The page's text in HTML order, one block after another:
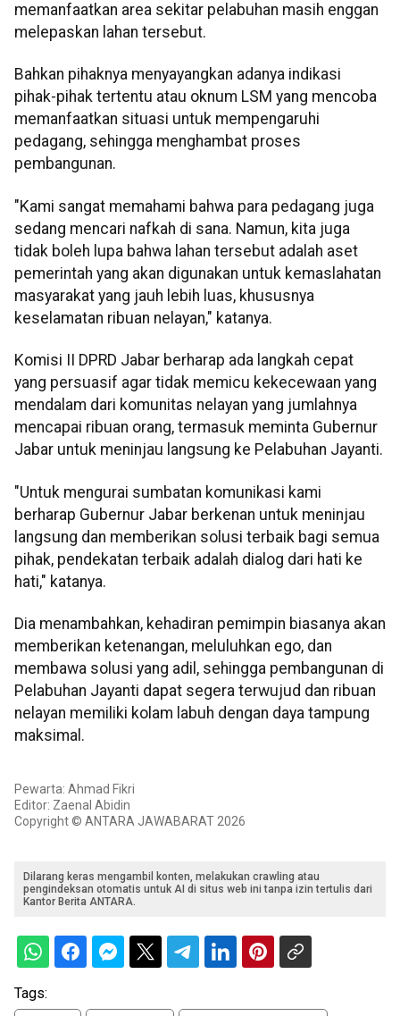
memanfaatkan area sekitar pelabuhan masih enggan
melepaskan lahan tersebut.
Bahkan pihaknya menyayangkan adanya indikasi
pihak-pihak tertentu atau oknum LSM yang mencoba
memanfaatkan situasi untuk mempengaruhi
pedagang, sehingga menghambat proses
pembangunan.
"Kami sangat memahami bahwa para pedagang juga
sedang mencari nafkah di sana. Namun, kita juga
tidak boleh lupa bahwa lahan tersebut adalah aset
pemerintah yang akan digunakan untuk kemaslahatan
masyarakat yang jauh lebih luas, khususnya
keselamatan ribuan nelayan," katanya.
Komisi II DPRD Jabar berharap ada langkah cepat
yang persuasif agar tidak memicu kekecewaan yang
mendalam dari komunitas nelayan yang jumlahnya
mencapai ribuan orang, termasuk meminta Gubernur
Jabar untuk meninjau langsung ke Pelabuhan Jayanti.
"Untuk mengurai sumbatan komunikasi kami
berharap Gubernur Jabar berkenan untuk meninjau
langsung dan memberikan solusi terbaik bagi semua
pihak, pendekatan terbaik adalah dialog dari hati ke
hati," katanya.
Dia menambahkan, kehadiran pemimpin biasanya akan
memberikan ketenangan, meluluhkan ego, dan
membawa solusi yang adil, sehingga pembangunan di
Pelabuhan Jayanti dapat segera terwujud dan ribuan
nelayan memiliki kolam labuh dengan daya tampung
maksimal.
Pewarta: Ahmad Fikri
Editor: Zaenal Abidin
Copyright © ANTARA JAWABARAT 2026
Dilarang keras mengambil konten, melakukan crawling atau
pengindeksan otomatis untuk AI di situs web ini tanpa izin tertulis dari
Kantor Berita ANTARA.
Tags: